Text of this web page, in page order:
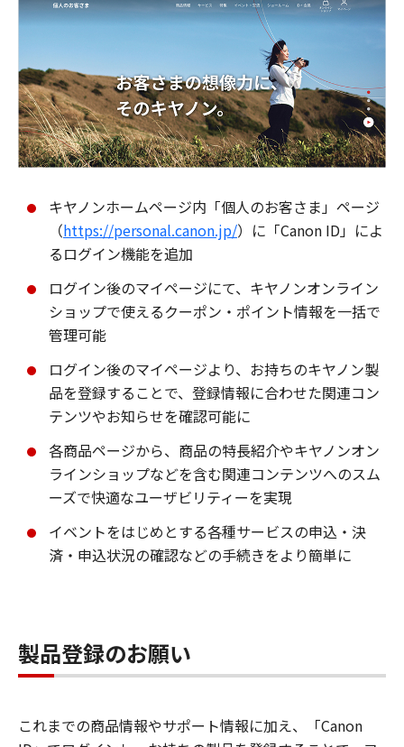
キヤノンホームページ内「個人のお客さま」ページ
（https://personal.canon.jp/）に「Canon ID」によ
るログイン機能を追加
ログイン後のマイページにて、キヤノンオンライン
ショップで使えるクーポン・ポイント情報を一括で
管理可能
ログイン後のマイページより、お持ちのキヤノン製
品を登録することで、登録情報に合わせた関連コン
テンツやお知らせを確認可能に
各商品ページから、商品の特長紹介やキヤノンオン
ラインショップなどを含む関連コンテンツへのスム
ーズで快適なユーザビリティーを実現
イベントをはじめとする各種サービスの申込・決
済・申込状況の確認などの手続きをより簡単に
製品登録のお願い
これまでの商品情報やサポート情報に加え、「Canon